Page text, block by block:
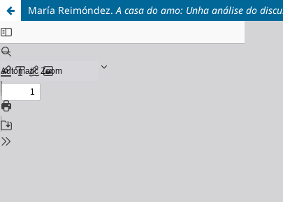
María Reimóndez.A casa do amo: Unha análise do